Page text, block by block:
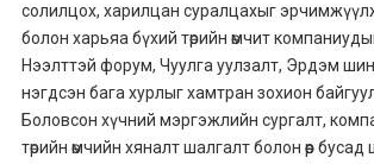
солилцох, харилцан суралцахыг
болон харьяа бүхий төрийн өмчит
Нээлттэй форум, Чуулга уулзалт, Эрдэм
нэгдсэн бага хурлыг хамтран зохион
Боловсон хүчний мэргэжлийн сургалт,
төрийн өмчийн хяналт шалгалт болон өөр